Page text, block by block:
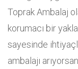
Toprak Ambalaj
korumacı bir
sayesinde
ambalajı